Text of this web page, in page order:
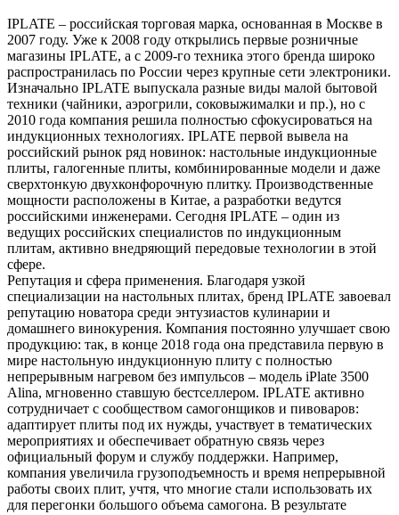
IPLATE – российская торговая марка, основанная в Москве в
2007 году. Уже к 2008 году открылись первые розничные
магазины IPLATE, а с 2009-го техника этого бренда широко
распространилась по России через крупные сети электроники.
Изначально IPLATE выпускала разные виды малой бытовой
техники (чайники, аэрогрили, соковыжималки и пр.), но с
2010 года компания решила полностью сфокусироваться на
индукционных технологиях. IPLATE первой вывела на
российский рынок ряд новинок: настольные индукционные
плиты, галогенные плиты, комбинированные модели и даже
сверхтонкую двухконфорочную плитку. Производственные
мощности расположены в Китае, а разработки ведутся
российскими инженерами. Сегодня IPLATE – один из
ведущих российских специалистов по индукционным
плитам, активно внедряющий передовые технологии в этой
сфере.
Репутация и сфера применения. Благодаря узкой
специализации на настольных плитах, бренд IPLATE завоевал
репутацию новатора среди энтузиастов кулинарии и
домашнего винокурения. Компания постоянно улучшает свою
продукцию: так, в конце 2018 года она представила первую в
мире настольную индукционную плиту с полностью
непрерывным нагревом без импульсов – модель iPlate 3500
Alina, мгновенно ставшую бестселлером. IPLATE активно
сотрудничает с сообществом самогонщиков и пивоваров:
адаптирует плиты под их нужды, участвует в тематических
мероприятиях и обеспечивает обратную связь через
официальный форум и службу поддержки. Например,
компания увеличила грузоподъемность и время непрерывной
работы своих плит, учтя, что многие стали использовать их
для перегонки большого объема самогона. В результате